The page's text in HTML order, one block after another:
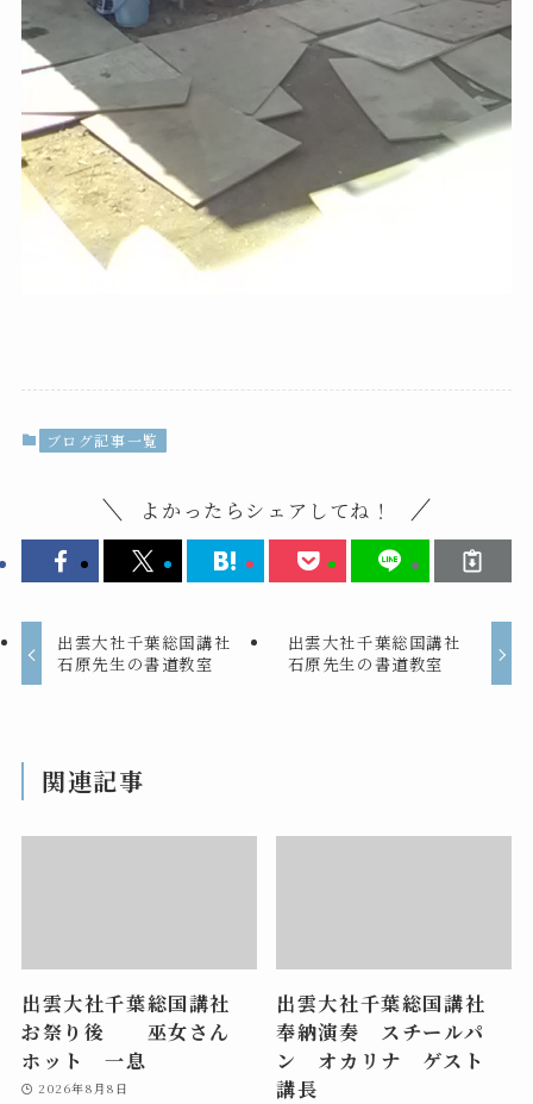
ブログ記事一覧
よかったらシェアしてね！
出雲大社千葉総国講社
石原先生の書道教室
出雲大社千葉総国講社
石原先生の書道教室
関連記事
出雲大社千葉総国講社
お祭り後 巫女さん
ホット 一息
2026年8月8日
出雲大社千葉総国講社
奉納演奏 スチールパ
ン オカリナ ゲスト
講長